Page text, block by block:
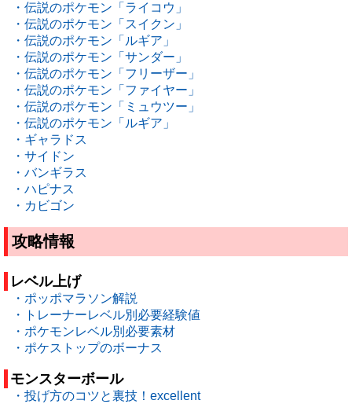
・伝説のポケモン「ライコウ」
・伝説のポケモン「スイクン」
・伝説のポケモン「ルギア」
・伝説のポケモン「サンダー」
・伝説のポケモン「フリーザー」
・伝説のポケモン「ファイヤー」
・伝説のポケモン「ミュウツー」
・伝説のポケモン「ルギア」
・ギャラドス
・サイドン
・バンギラス
・ハピナス
・カビゴン
攻略情報
レベル上げ
・ポッポマラソン解説
・トレーナーレベル別必要経験値
・ポケモンレベル別必要素材
・ポケストップのボーナス
モンスターボール
・投げ方のコツと裏技！excellent